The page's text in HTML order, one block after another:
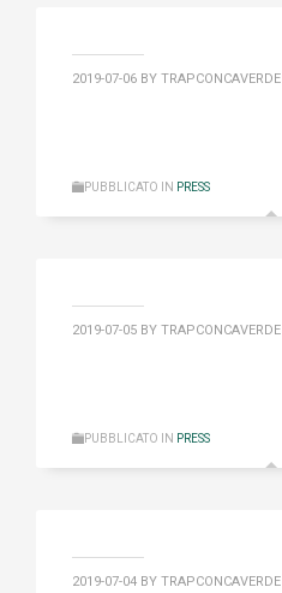
2019-07-06 BY TRAPCONCAVERDE
PUBBLICATO IN PRESS
2019-07-05 BY TRAPCONCAVERDE
PUBBLICATO IN PRESS
2019-07-04 BY TRAPCONCAVERDE